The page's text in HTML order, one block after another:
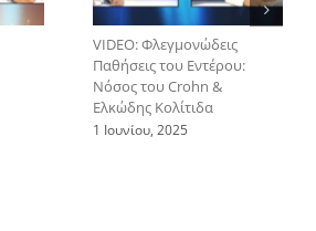
VIDEO: Φλεγμονώδεις
Παθήσεις του Εντέρου:
Νόσος του Crohn &
Ελκώδης Κολίτιδα
1 Ιουνίου, 2025